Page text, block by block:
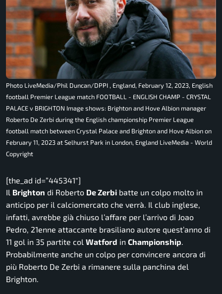
Photo LiveMedia/Phil Duncan/DPPI , England, February 12, 2023, English
football Premier League match FOOTBALL - ENGLISH CHAMP - CRYSTAL
PALACE v BRIGHTON Image shows: Brighton and Hove Albion manager
Roberto De Zerbi during the English championship Premier League
football match between Crystal Palace and Brighton and Hove Albion on
February 11, 2023 at Selhurst Park in London, England LiveMedia - World
Copyright
[the_ad id=”445341″]
Il Brighton di Roberto De Zerbi batte un colpo molto in
anticipo per il calciomercato che verrà. Il club inglese,
infatti, avrebbe già chiuso l’affare per l’arrivo di Joao
Pedro, 21enne attaccante brasiliano autore quest’anno di
11 gol in 35 partite col Watford in Championship.
Probabilmente anche un colpo per convincere ancora di
più Roberto De Zerbi a rimanere sulla panchina del
Brighton.